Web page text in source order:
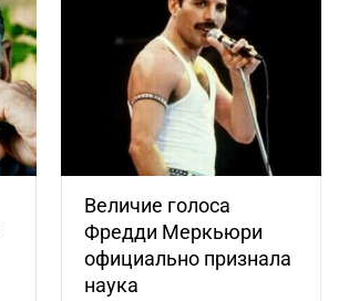
Величие голоса
Фредди Меркьюри
официально признала
наука